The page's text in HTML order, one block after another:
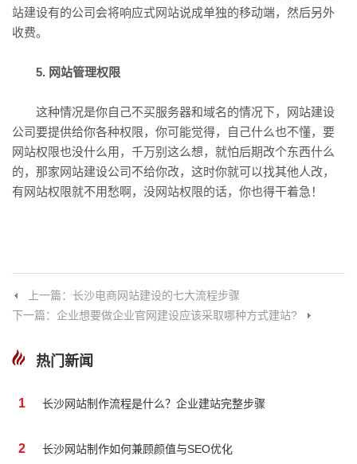
站建设有的公司会将响应式网站说成单独的移动端，然后另外
收费。
5. 网站管理权限
这种情况是你自己不买服务器和域名的情况下，网站建设
公司要提供给你各种权限，你可能觉得，自己什么也不懂，要
网站权限也没什么用，千万别这么想，就怕后期改个东西什么
的，那家网站建设公司不给你改，这时你就可以找其他人改，
有网站权限就不用愁啊，没网站权限的话，你也得干着急！
上一篇：长沙电商网站建设的七大流程步骤
下一篇：企业想要做企业官网建设应该采取哪种方式建站?
热门新闻
1 长沙网站制作流程是什么？企业建站完整步骤
2 长沙网站制作如何兼顾颜值与SEO优化